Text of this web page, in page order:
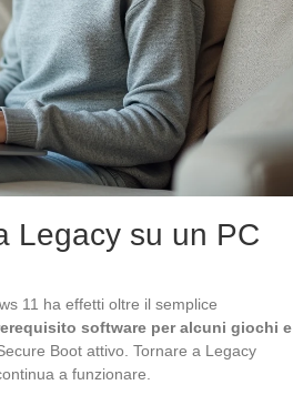
Legacy su un PC
11 ha effetti oltre il semplice
software per alcuni giochi e
Boot attivo. Tornare a Legacy
a funzionare.